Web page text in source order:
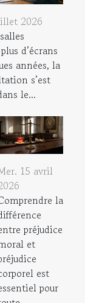
2026
d’écrans
années, la
s’est
le...
15 avril
la
préjudice
et
est
pour